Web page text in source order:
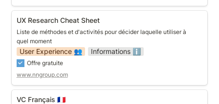
UX Research Cheat Sheet
UX Research Cheat Sheet
Liste de méthodes et d'activités pour décider laquelle utiliser à
quel moment
User Experience 👥 Informations ℹ️
Offre gratuite
www.nngroup.com
VC Français 🇫🇷
VC Français 🇫🇷